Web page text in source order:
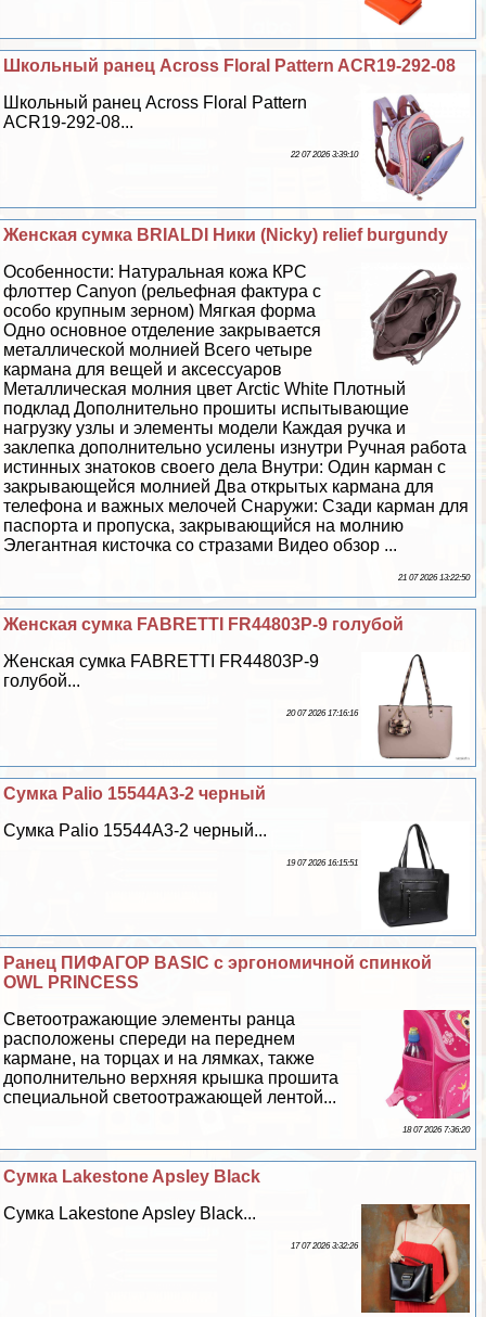
Школьный ранец Across Floral Pattern ACR19-292-08
Школьный ранец Across Floral Pattern
ACR19-292-08...
22 07 2026 3:39:10
Женская сумка BRIALDI Ники (Nicky) relief burgundy
Особенности: Натуральная кожа КРС
флоттер Canyon (рельефная фактура с
особо крупным зерном) Мягкая форма
Одно основное отделение закрывается
металлической молнией Всего четыре
кармана для вещей и аксессуаров
Металлическая молния цвет Arctic White Плотный
подклад Дополнительно прошиты испытывающие
нагрузку узлы и элементы модели Каждая ручка и
заклепка дополнительно усилены изнутри Ручная работа
истинных знатоков своего дела Внутри: Один карман с
закрывающейся молнией Два открытых кармана для
телефона и важных мелочей Снаружи: Сзади карман для
паспорта и пропуска, закрывающийся на молнию
Элегантная кисточка со стразами Видео обзор ...
21 07 2026 13:22:50
Женская сумка FABRETTI FR44803P-9 гoлyбой
Женская сумка FABRETTI FR44803P-9
гoлyбой...
20 07 2026 17:16:16
Сумка Palio 15544A3-2 черный
Сумка Palio 15544A3-2 черный...
19 07 2026 16:15:51
Ранец ПИФАГОР BASIC с эргономичной спинкой
OWL PRINCESS
Светоотражающие элементы ранца
расположены спереди на переднем
кармане, на торцах и на лямках, также
дополнительно верхняя крышка прошита
специальной светоотражающей лентой...
18 07 2026 7:36:20
Сумка Lakestone Apsley Black
Сумка Lakestone Apsley Black...
17 07 2026 3:32:26